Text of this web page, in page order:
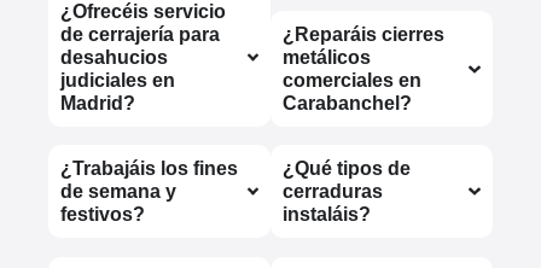
¿Ofrecéis servicio
de cerrajería para
desahucios
judiciales en
Madrid?
¿Trabajáis los fines
de semana y
festivos?
¿Reparáis cierres
metálicos
comerciales en
Carabanchel?
¿Qué tipos de
cerraduras
instaláis?